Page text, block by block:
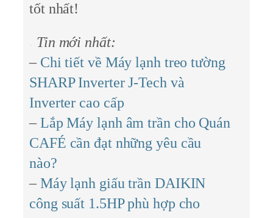
tốt nhất!
Tin mới nhất:
– Chi tiết về Máy lạnh treo tường
SHARP Inverter J-Tech và
Inverter cao cấp
–Lắp Máy lạnh âm trần cho Quán
CAFÉ cần đạt những yêu cầu
nào?
–Máy lạnh giấu trần DAIKIN
công suất 1.5HP phù hợp cho